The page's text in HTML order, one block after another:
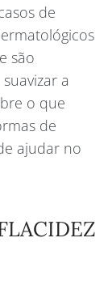
de
são
a
o que
de
ajudar no